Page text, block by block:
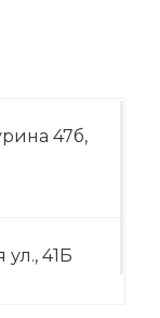
47б,
41Б